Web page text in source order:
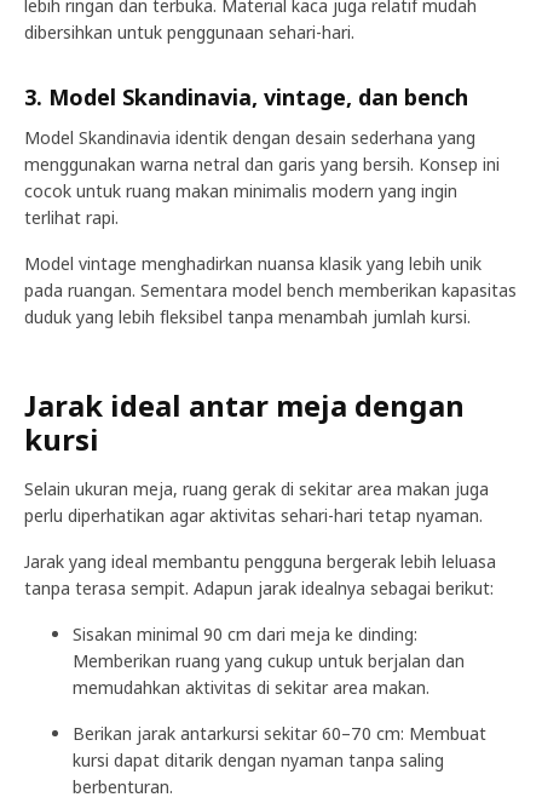
lebih ringan dan terbuka. Material kaca juga relatif mudah
dibersihkan untuk penggunaan sehari-hari.
3. Model Skandinavia, vintage, dan bench
Model Skandinavia identik dengan desain sederhana yang
menggunakan warna netral dan garis yang bersih. Konsep ini
cocok untuk ruang makan minimalis modern yang ingin
terlihat rapi.
Model vintage menghadirkan nuansa klasik yang lebih unik
pada ruangan. Sementara model bench memberikan kapasitas
duduk yang lebih fleksibel tanpa menambah jumlah kursi.
Jarak ideal antar meja dengan
kursi
Selain ukuran meja, ruang gerak di sekitar area makan juga
perlu diperhatikan agar aktivitas sehari-hari tetap nyaman.
Jarak yang ideal membantu pengguna bergerak lebih leluasa
tanpa terasa sempit. Adapun jarak idealnya sebagai berikut:
Sisakan minimal 90 cm dari meja ke dinding:
Memberikan ruang yang cukup untuk berjalan dan
memudahkan aktivitas di sekitar area makan.
Berikan jarak antarkursi sekitar 60–70 cm: Membuat
kursi dapat ditarik dengan nyaman tanpa saling
berbenturan.